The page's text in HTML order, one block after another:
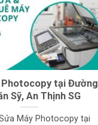
Photocopy tại Đường
Sỹ, An Thịnh SG
Máy Photocopy tại